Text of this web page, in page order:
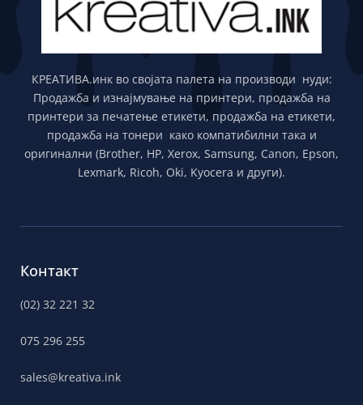
КРЕАТИВА.инк во својата палета на производи нуди:
Продажба и изнајмување на принтери, продажба на
принтери за печатење етикети, продажба на етикети,
продажба на тонери како компатибилни така и
оригинални (Brother, HP, Xerox, Samsung, Canon, Epson,
Lexmark, Ricoh, Oki, Kyocera и други).
Контакт
(02) 32 221 32
075 296 255
sales@kreativa.ink